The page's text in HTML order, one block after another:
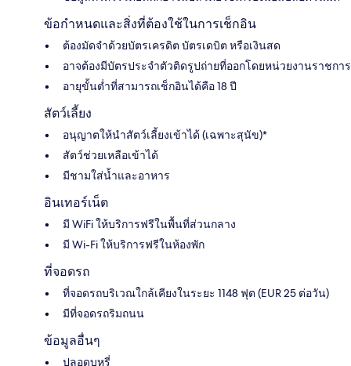
ข้อกำหนดและสิ่งที่ต้องใช้ในการเช็กอิน
ต้องมัดจำด้วยบัตรเครดิต บัตรเดบิต หรือเงินสด
อาจต้องมีบัตรประจำตัวติดรูปถ่ายที่ออกโดยหน่วยงานราชการ
อายุขั้นต่ำที่สามารถเช็กอินได้คือ 18 ปี
สัตว์เลี้ยง
อนุญาตให้นำสัตว์เลี้ยงเข้าได้ (เฉพาะสุนัข)*
สัตว์ช่วยเหลือเข้าได้
มีชามใส่น้ำและอาหาร
อินเทอร์เน็ต
มี WiFi ให้บริการฟรีในพื้นที่ส่วนกลาง
มี Wi-Fi ให้บริการฟรีในห้องพัก
ที่จอดรถ
ที่จอดรถบริเวณใกล้เคียงในระยะ 1148 ฟุต (EUR 25 ต่อวัน)
มีที่จอดรถริมถนน
ข้อมูลอื่นๆ
ปลอดบุหรี่